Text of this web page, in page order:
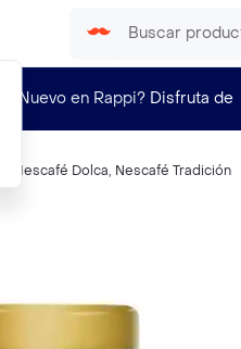
¿Nuevo en Rappi? Disfruta de
Nescafé Dolca, Nescafé Tradición